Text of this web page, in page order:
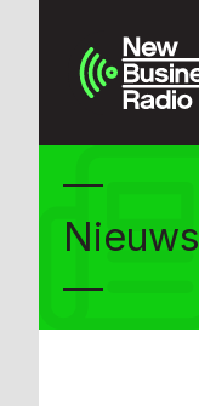
Nieuws